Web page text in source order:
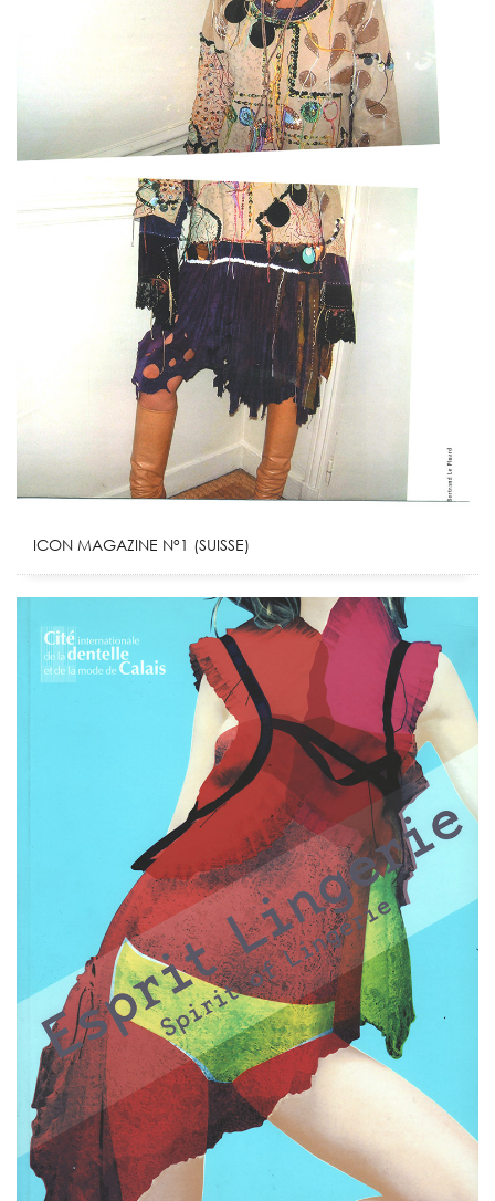
ICON MAGAZINE N°1 (SUISSE)